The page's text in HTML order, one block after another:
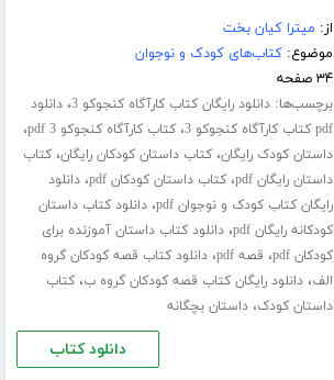
از: میترا کیان بخت
موضوع:کتاب‌های کودک و نوجوان
۳۴ صفحه
برچسب‌ها:دانلود رایگان کتاب کارآگاه کنجوکو 3 ،دانلود
pdf کتاب کارآگاه کنجوکو 3
،کتاب کارآگاه کنجوکو 3 pdf ،
داستان کودک رایگان،کتاب داستان کودکان رایگان،کتاب
داستان رایگان pdf
،کتاب داستان کودکان pdf ،دانلود
رایگان کتاب کودک و نوجوان pdf
،دانلود کتاب داستان
کودکانه رایگان pdf
،دانلود کتاب داستان آموزنده برای
کودکان pdf
، قصه pdf ،دانلود کتاب قصه کودکان گروه
الف،دانلود رایگان کتاب قصه کودکان گروه ب،کتاب
داستان کودک،داستان بچگانه
دانلود کتاب